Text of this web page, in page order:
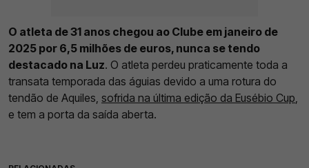
O atleta de 31 anos chegou ao Clube em janeiro de
2025 por 6,5 milhões de euros, nunca se tendo
destacado na Luz. O atleta perdeu praticamente toda a
transata temporada das águias devido a uma rotura do
tendão de Aquiles, sofrida na última edição da Eusébio Cup
e tem a porta da saída aberta.